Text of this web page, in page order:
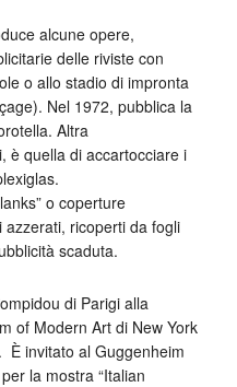
alcune opere,
delle riviste con
o allo stadio di impronta
Nel 1972, pubblica la
Altra
è quella di accartocciare i
o coperture
azzerati, ricoperti da fogli
scaduta.
di Parigi alla
of Modern Art di New York
È invitato al Guggenheim
la mostra “Italian